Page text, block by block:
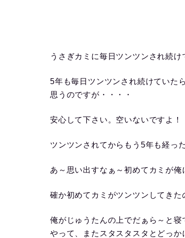
うさぎカミに毎日ツンツンされ続け
5年も毎日ツンツンされ続けていた
思うのですが・・・・
安心して下さい。空いないですよ！
ツンツンされてからもう5年も経っ
あ～思い出すなぁ～初めてカミが俺
確か初めてカミがツンツンしてきた
俺がじゅうたんの上でだぁら～と
やって、またスタスタスタとどっ